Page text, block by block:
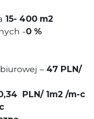
15- 400 m2
-0 %
– 47 PLN/
PLN/ 1m2 /m-c